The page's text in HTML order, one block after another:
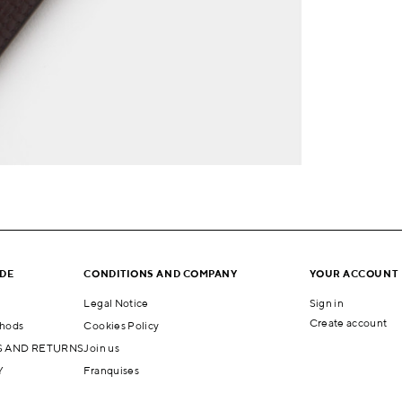
AND RETURNS
CONDITIONS AND COMPANY
Legal Notice
Cookies Policy
Join us
Franquises
YOUR ACCOUNT
Sign in
Create account